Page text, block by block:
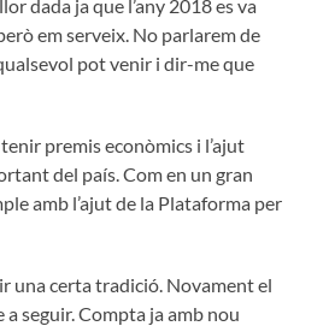
dada ja que l’any 2018 es va
em serveix. No parlarem de
pot venir i dir-me que
premis econòmics i l’ajut
del país. Com en un gran
amb l’ajut de la Plataforma per
una certa tradició. Novament el
a seguir. Compta ja amb nou